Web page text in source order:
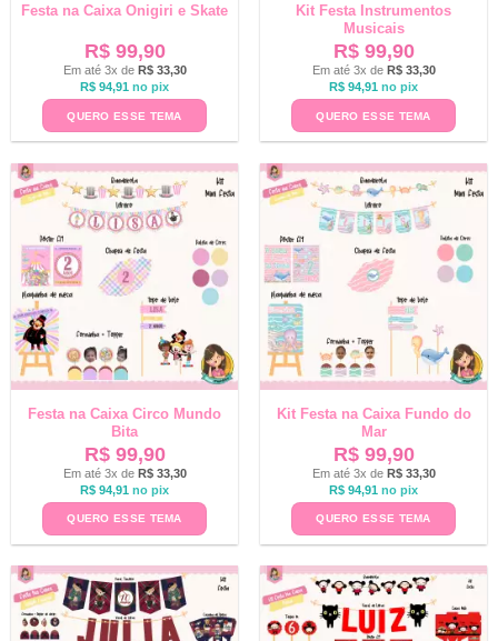
Festa na Caixa Onigiri e Skate
R$99,90
Em até 3x de R$33,30
R$ 94,91 no pix
QUERO ESSE TEMA
Kit Festa Instrumentos
Musicais
R$99,90
Em até 3x de R$33,30
R$ 94,91 no pix
QUERO ESSE TEMA
Festa na Caixa Circo Mundo
Bita
R$99,90
Em até 3x de R$33,30
R$ 94,91 no pix
QUERO ESSE TEMA
Kit Festa na Caixa Fundo do
Mar
R$99,90
Em até 3x de R$33,30
R$ 94,91 no pix
QUERO ESSE TEMA